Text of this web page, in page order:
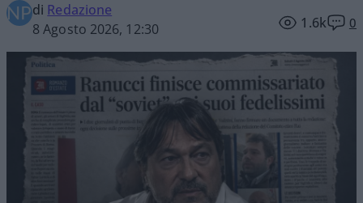
di Redazione
8 Agosto 2026, 12:30
1.6k 0